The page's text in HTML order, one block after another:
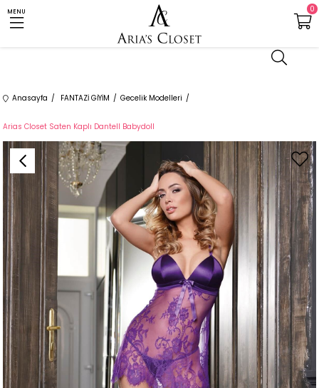
MENU 0
Anasayfa FANTAZİ GİYİM Gecelik Modelleri
Arias Closet Saten Kaplı Dantell Babydoll